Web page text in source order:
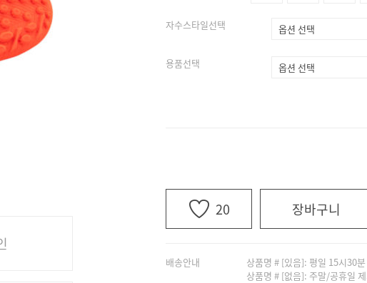
자수스타일선택
용품선택
20 장바구니
배송안내
상품명 # [있음]: 평일 15시30
상품명 # [없음]: 주말/공휴일